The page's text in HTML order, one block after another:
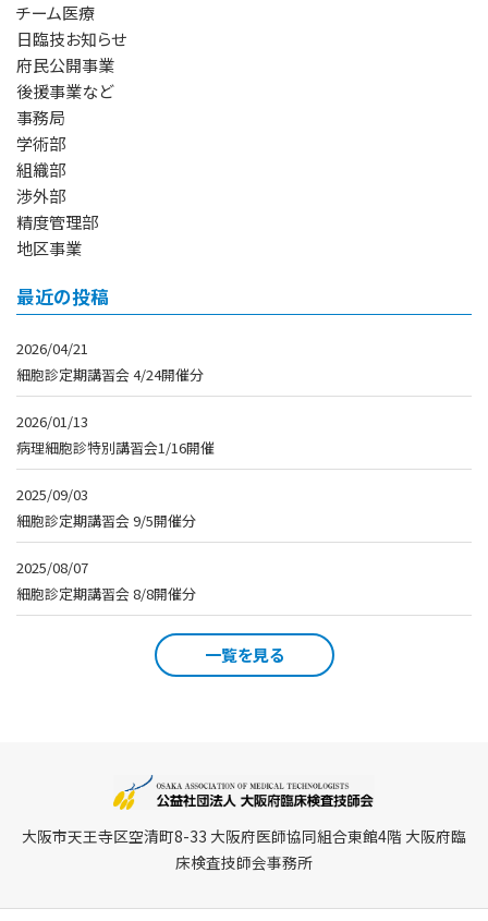
チーム医療
日臨技お知らせ
府民公開事業
後援事業など
事務局
学術部
組織部
渉外部
精度管理部
地区事業
最近の投稿
2026/04/21
細胞診定期講習会 4/24開催分
2026/01/13
病理細胞診特別講習会1/16開催
2025/09/03
細胞診定期講習会 9/5開催分
2025/08/07
細胞診定期講習会 8/8開催分
一覧を見る
大阪市天王寺区空清町8-33 大阪府医師協同組合東館4階 大阪府臨
床検査技師会事務所